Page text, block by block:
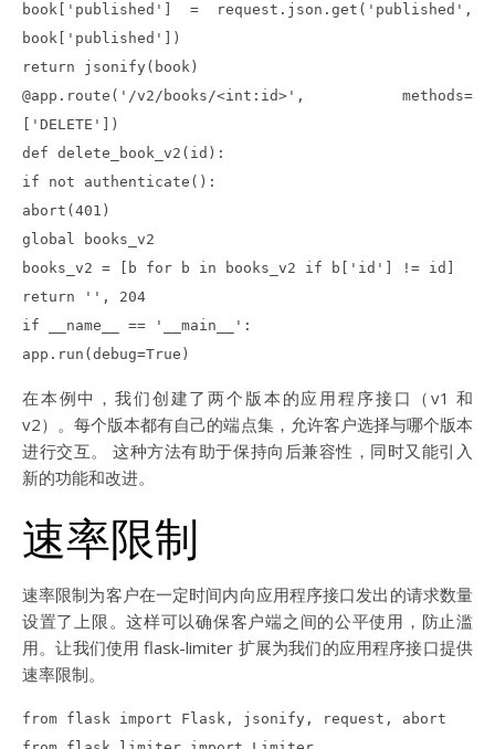
book['published'] = request.json.get('published',
book['published'])
return jsonify(book)
@app.route('/v2/books/<int:id>', methods=
['DELETE'])
def delete_book_v2(id):
if not authenticate():
abort(401)
global books_v2
books_v2 = [b for b in books_v2 if b['id'] != id]
return '', 204
if __name__ == '__main__':
app.run(debug=True)
在本例中，我们创建了两个版本的应用程序接口（v1 和
v2）。每个版本都有自己的端点集，允许客户选择与哪个版本
进行交互。 这种方法有助于保持向后兼容性，同时又能引入
新的功能和改进。
速率限制
速率限制为客户在一定时间内向应用程序接口发出的请求数量
设置了上限。这样可以确保客户端之间的公平使用，防止滥
用。让我们使用 flask-limiter 扩展为我们的应用程序接口提供
速率限制。
from flask import Flask, jsonify, request, abort